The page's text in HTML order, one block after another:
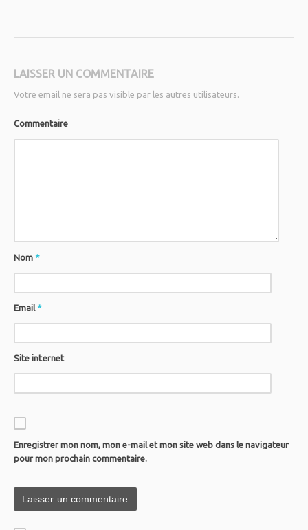
LAISSER UN COMMENTAIRE
Votre email ne sera pas visible par les autres utilisateurs.
Commentaire
Nom*
Email*
Site internet
Enregistrer mon nom, mon e-mail et mon site web dans le navigateur
pour mon prochain commentaire.